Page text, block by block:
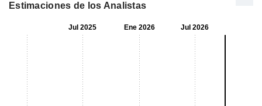
Estimaciones de los Analistas